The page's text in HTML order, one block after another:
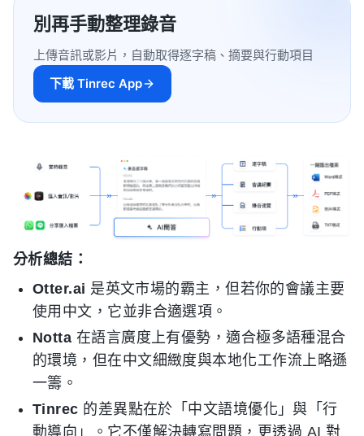
別再手動整理錄音
上傳音訊或影片，自動取得逐字稿、摘要與行動項目
下載 Tinrec App
分析總結：
Otter.ai 是英文市場的霸主，但若你的會議主要
使用中文，它並非合適選項。
Notta 在語言廣度上有優勢，適合極多語種混合
的環境，但在中文細緻度與本地化工作流上略遜
一籌。
Tinrec 的差異點在於「中文語境優化」與「行
動導向」。它不僅解決轉寫問題，更透過 AI 對